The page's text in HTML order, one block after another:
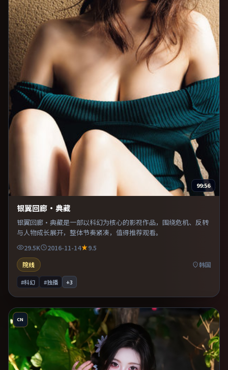
99:56
银翼回廊·典藏
银翼回廊·典藏是一部以科幻为核心的影视作品，围绕危机、反转
与人物成长展开，整体节奏紧凑，值得推荐观看。
29.5K 2016-11-14
9.5
院线
韩国
#科幻 #独播 +3
CN